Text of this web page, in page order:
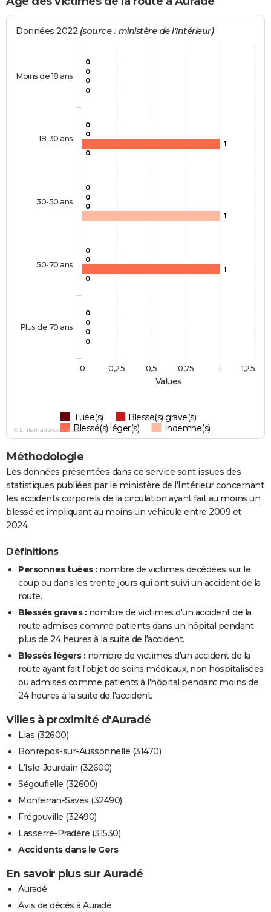
Values
Données 2022 (source : ministère de l'Intérieur)
0
0
0
0
0
0
0
0
0
0
0
1
0
1
0
0
0
1
0
0
Tuée(s)
Blessé(s) grave(s)
Blessé(s) léger(s)
Indemne(s)
Moins de 18 ans
18-30 ans
30-50 ans
50-70 ans
Plus de 70 ans
0 1
0,25 0,5 0,75 1,25
© Linternaute.com 2026
Méthodologie
Les données présentées dans ce service sont issues des
statistiques publiées par le ministère de l'Intérieur concernant
les accidents corporels de la circulation ayant fait au moins un
blessé et impliquant au moins un véhicule entre 2009 et
2024.
Définitions
Personnes tuées : nombre de victimes décédées sur le
coup ou dans les trente jours qui ont suivi un accident de la
route.
Blessés graves : nombre de victimes d'un accident de la
route admises comme patients dans un hôpital pendant
plus de 24 heures à la suite de l'accident.
Blessés légers : nombre de victimes d'un accident de la
route ayant fait l'objet de soins médicaux, non hospitalisées
ou admises comme patients à l'hôpital pendant moins de
24 heures à la suite de l'accident.
Villes à proximité d'Auradé
Lias (32600)
Bonrepos-sur-Aussonnelle (31470)
L'Isle-Jourdain (32600)
Ségoufielle (32600)
Monferran-Savès (32490)
Frégouville (32490)
Lasserre-Pradère (31530)
Accidents dans le Gers
En savoir plus sur Auradé
Auradé
Avis de décès à Auradé